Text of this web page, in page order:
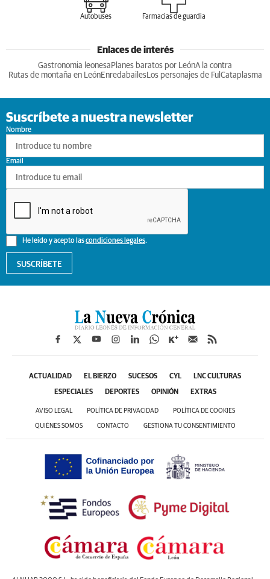
Autobuses Farmacias de guardia
Enlaces de interés
Gastronomia leonesa Planes baratos por LeónA la contra
Rutas de montaña en LeónEnredabailesLos personajes de Ful Cataplasma
Suscríbete a nuestra newsletter
Nombre
He leído y acepto lascondiciones legales.
Email
SUSCRÍBETE
ACTUALIDAD EL BIERZO SUCESOS CYL LNC CULTURAS
ESPECIALES DEPORTES OPINIÓN EXTRAS
AVISO LEGAL POLÍTICA DE PRIVACIDAD POLÍTICA DE COOKIES
QUIÉNES SOMOS CONTACTO GESTIONA TU CONSENTIMIENTO